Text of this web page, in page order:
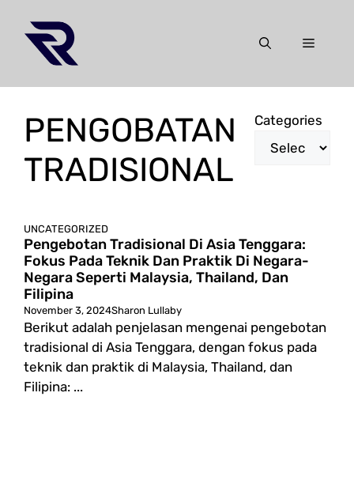
content
Menu
PENGOBATAN
TRADISIONAL
Categories
UNCATEGORIZED
Pengebotan Tradisional Di Asia Tenggara:
Fokus Pada Teknik Dan Praktik Di Negara-
Negara Seperti Malaysia, Thailand, Dan
Filipina
November 3, 2024Sharon Lullaby
Berikut adalah penjelasan mengenai pengebotan
tradisional di Asia Tenggara, dengan fokus pada
teknik dan praktik di Malaysia, Thailand, dan
Filipina: ...